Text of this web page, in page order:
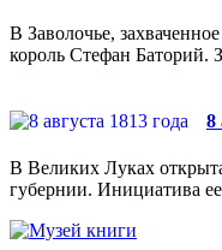
В Заволочье,
король Стефан Баторий.
8
В Великих Луках
губернии. Инициатива